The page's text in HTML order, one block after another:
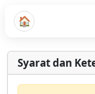
🏠
Syarat dan